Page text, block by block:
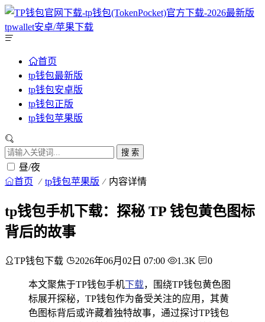
首页
tp钱包最新版
tp钱包安卓版
tp钱包正版
tp钱包苹果版
搜 索
昼/夜
首页 tp钱包苹果版 内容详情
tp钱包手机下载：探秘 TP 钱包黄色图标
背后的故事
TP钱包下载 2026年06月02日 07:00 1.3K 0
本文聚焦于TP钱包手机下载，围绕TP钱包黄色图
标展开探秘，TP钱包作为备受关注的应用，其黄
色图标背后或许藏着独特故事，通过探讨TP钱包